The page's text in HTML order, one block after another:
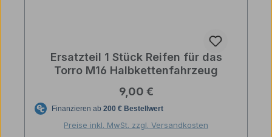
Ersatzteil 1 Stück Reifen für das
Torro M16 Halbkettenfahrzeug
Regulärer Preis:
9,00 €
Preise inkl. MwSt. zzgl. Versandkosten